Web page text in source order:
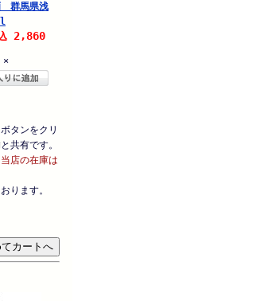
群馬県浅
2,860
×
タンをクリ
共有です。
当店の在庫は
ります。